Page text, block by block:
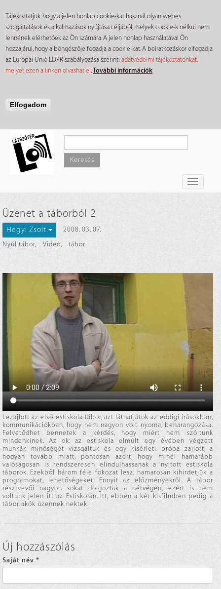
Tájékoztatjuk, hogy a jelen honlap cookie-kat használ olyan webes
szolgáltatások és alkalmazások nyújtása céljából, melyek cookie-k nélkül nem
lennének elérhetőek az Ön számára. A jelen honlap használatával Ön
hozzájárul, hogy a böngészője fogadja a cookie-kat. A beiratkozáskor elfogadja
az Európai Unió EDPR szabályozása szerintiadatvédelmi tájékoztatónkat,
melyet ezen a linken olvashat el.További információk
Elfogadom
tartalomra
Keresés
Toggle
Üzenet a táborból 2
Hegyi Zsolt
2008. 03. 07.
Nyúl tábor, Videó, tábor
Lezajlott az első estiskola tábor, azt láthatjátok az eddigi írásokban,
kommunikációkban, hogy nem nagyon volt nyoma, beharangozása.
Felvetődhet bennetek a kérdés, hogy miért nem szóltunk
mindenkinek. Az ok: az estiskola elmúlt egy évében végzett
munkák minőségét vizsgáltuk és egy kísérleti próba zajlott, a
hogyan tovább miatt, pontosan azért, hogy minél hamarább
valóságosan is rendszeresen elindulhassanak a nyitott estiskola
táborok. Ezekből három féle fokozat lesz, hamarosan kihirdetjük a
programokat, lehetőségeket. Ennyit az előzményekről. A tábor
résztvevői nagyon sokat dolgoztak a hétvégén, ezért is nem
voltunk jelen itt az Estiskolán. Itt, ebben a két kisfilmben pedig a
táborlakók üzennek nektek.
Új hozzászólás
Saját név *